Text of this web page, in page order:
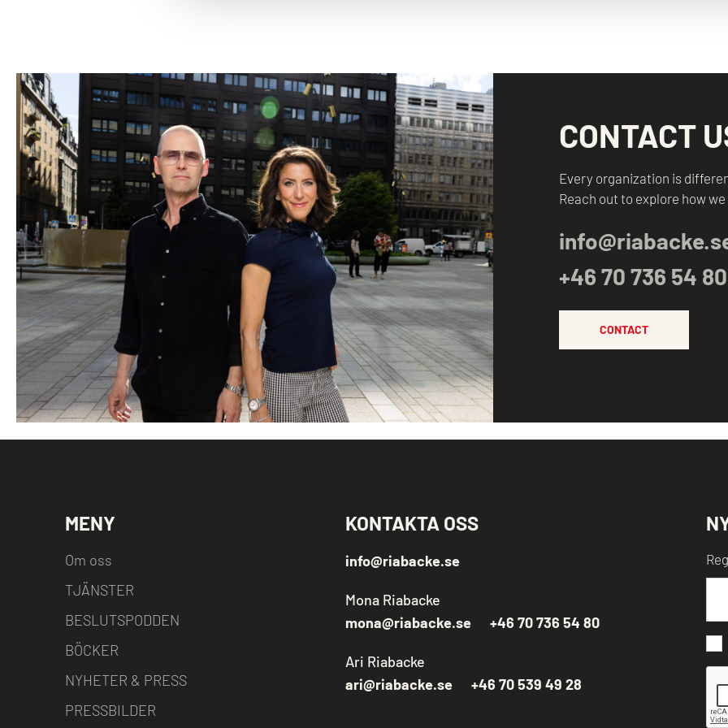
CONTACT
Every organization is
Reach out to explore how
+46 70 736 54 80
CONTACT
MENY
Om oss
TJÄNSTER
BESLUTSPODDEN
BÖCKER
NYHETER & PRESS
PRESSBILDER
KONTAKTA OSS
info@riabacke.se
Mona Riabacke
mona@riabacke.se
+46 70 736 54 80
Ari Riabacke
ari@riabacke.se
+46 70 539 49 28